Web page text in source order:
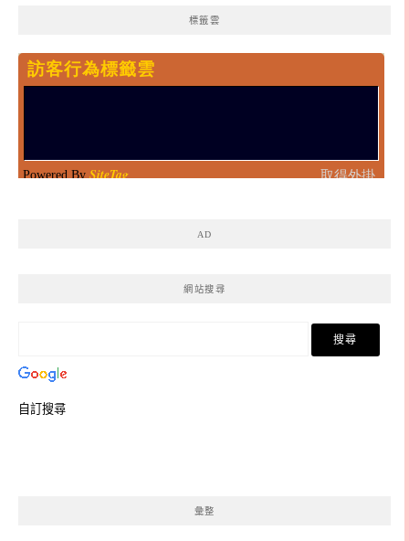
標籤雲
AD
網站搜尋
自訂搜尋
彙整